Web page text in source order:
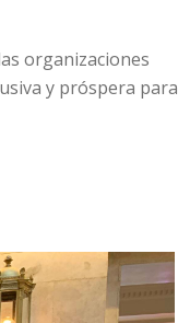
organizaciones
y próspera para